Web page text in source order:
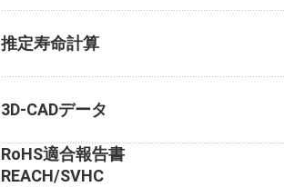
推定寿命計算
3D-CADデータ
RoHS適合報告書
REACH/SVHC